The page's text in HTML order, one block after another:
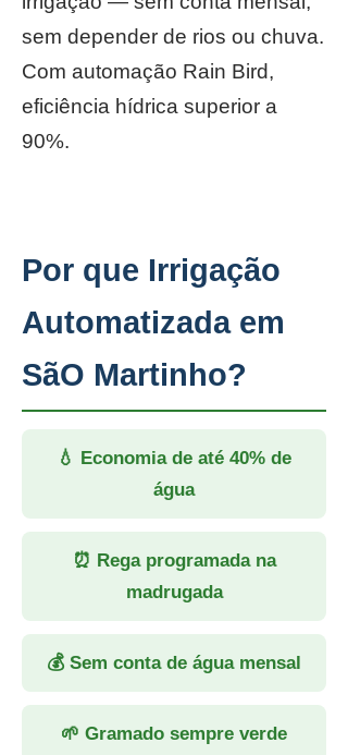
sem depender de rios ou chuva.
Com automação Rain Bird,
eficiência hídrica superior a
90%.
Por que Irrigação
Automatizada em
SãO Martinho?
💧 Economia de até 40% de
água
⏰ Rega programada na
madrugada
💰 Sem conta de água mensal
🌱 Gramado sempre verde